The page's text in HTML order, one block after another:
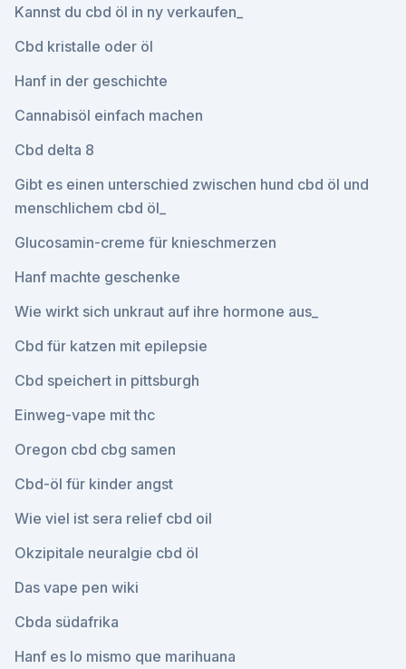
Kannst du cbd öl in ny verkaufen_
Cbd kristalle oder öl
Hanf in der geschichte
Cannabisöl einfach machen
Cbd delta 8
Gibt es einen unterschied zwischen hund cbd öl und
menschlichem cbd öl_
Glucosamin-creme für knieschmerzen
Hanf machte geschenke
Wie wirkt sich unkraut auf ihre hormone aus_
Cbd für katzen mit epilepsie
Cbd speichert in pittsburgh
Einweg-vape mit thc
Oregon cbd cbg samen
Cbd-öl für kinder angst
Wie viel ist sera relief cbd oil
Okzipitale neuralgie cbd öl
Das vape pen wiki
Cbda südafrika
Hanf es lo mismo que marihuana